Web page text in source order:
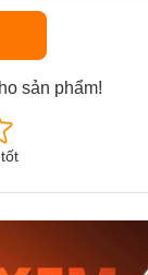
sản phẩm!